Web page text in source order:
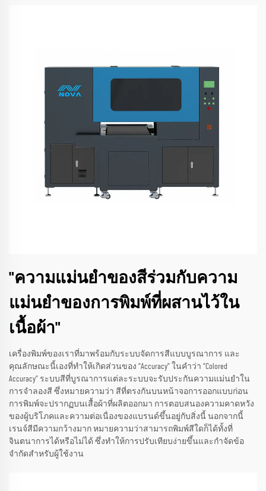
"ความแม่นยำของสีร่วมกับความ
แม่นยำของการพิมพ์ที่ผสานไว้ใน
เนื้อผ้า"
เครื่องพิมพ์ของเราที่มาพร้อมกับระบบจัดการสีแบบบูรณาการ และ
คุณลักษณะนี้เองที่ทำให้เกิดส่วนของ “Accuracy” ในคำว่า “Colored
Accuracy” ระบบสีที่บูรณาการแต่ละระบบจะรับประกันความแม่นยำใน
การจำลองสี ซึ่งหมายความว่า สีที่ตรงกันบนหน้าจอการออกแบบก่อน
การพิมพ์จะปรากฏบนเสื้อผ้าที่ผลิตออกมา การตอบสนองความคาดหวัง
ของผู้บริโภคและความต่อเนื่องของแบรนด์ขึ้นอยู่กับสิ่งนี้ นอกจากนี้
เรนจ์สีมีความกว้างมาก หมายความว่าสามารถพิมพ์สีใดก็ได้ทั้งที่
จินตนาการได้หรือไม่ได้ ซึ่งทำให้การปรับเทียบง่ายขึ้นและกำจัดข้อ
จำกัดสำหรับผู้ใช้งาน